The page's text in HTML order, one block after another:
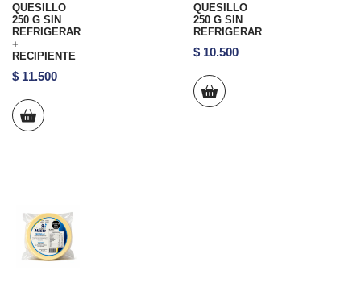
QUESILLO
250 G SIN
REFRIGERAR
+
RECIPIENTE
$ 11.500
QUESILLO
250 G SIN
REFRIGERAR
$10.500